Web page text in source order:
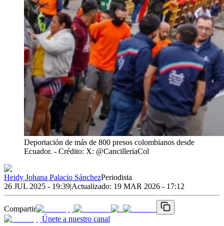
Deportación de más de 800 presos colombianos desde
Ecuador. - Crédito: X: @CancilleriaCol
Heidy Johana Palacio SánchezPeriodista
26 JUL 2025 - 19:39|Actualizado: 19 MAR 2026 - 17:12
Compartir
Únete a nuestro canal